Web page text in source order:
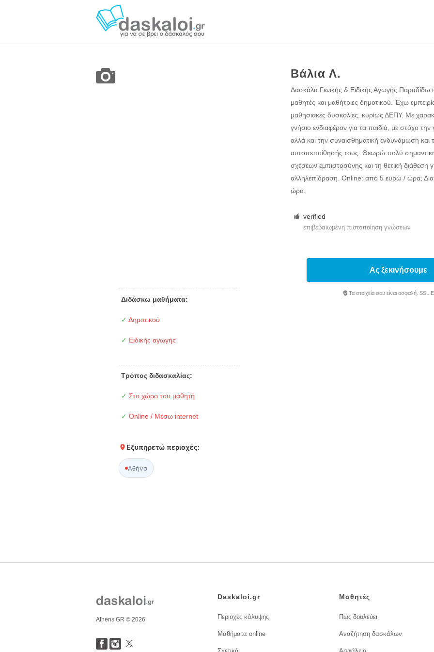
Βάλια Λ.
Δασκάλα Γενικής & Ειδικής Αγωγής Παραδίδω
μαθητές και μαθήτριες δημοτικού. Έχω
μαθησιακές δυσκολίες, κυρίως ΔΕΠΥ. Με
γνήσιο ενδιαφέρον για τα παιδιά, με στόχο την
αλλά και την συναισθηματική ενδυνάμωση και
αυτοπεποίθησής τους. Θεωρώ πολύ
σχέσεων εμπιστοσύνης και τη θετική διάθεση
αλληλεπίδραση. Online: από 5 ευρώ / ώρα,
ώρα.
verified
επιβεβαιωμένη πιστοποίηση γνώσεων
Διδάσκω μαθήματα:
✓ Δημοτικού
✓ Ειδικής αγωγής
Τρόπος διδασκαλίας:
✓ Στο χώρο του μαθητή
✓ Online / Μέσω internet
Εξυπηρετώ περιοχές:
Αθήνα
Ας ξεκινήσουμε
Τα στοιχεία σου είναι ασφαλή. SSL
Athens GR © 2026
Daskaloi.gr
Περιοχές κάλυψης
Μαθήματα online
Μαθητές
Πώς δουλεύει
Αναζήτηση δασκάλων